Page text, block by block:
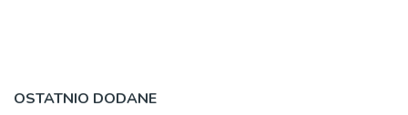
OSTATNIO DODANE